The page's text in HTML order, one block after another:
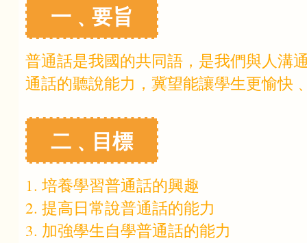
一﹑要旨
普通話是我國的共同語，是我們與人溝
通話的聽說能力，冀望能讓學生更愉快
二﹑目標
1. 培養學習普通話的興趣
2. 提高日常說普通話的能力
3. 加強學生自學普通話的能力